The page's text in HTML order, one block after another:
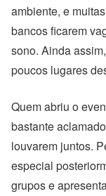
ambiente, e
bancos ficarem
sono. Ainda
poucos lugares
Quem abriu o
bastante
louvarem juntos.
especial
grupos e